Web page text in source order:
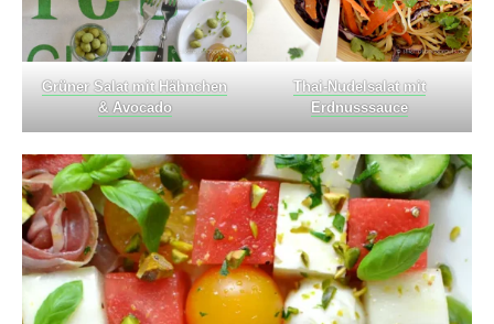
Grüner Salat mit Hähnchen
& Avocado
Thai-Nudelsalat mit
Erdnusssauce